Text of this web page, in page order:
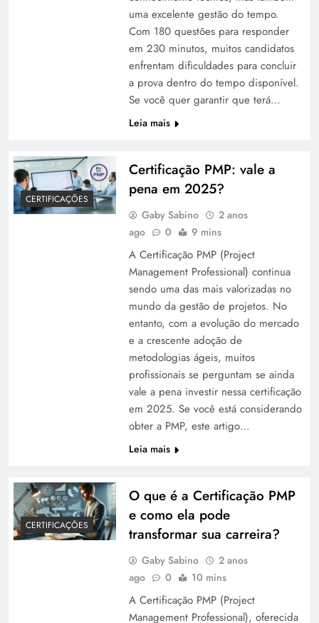
uma excelente gestão do tempo.
Com 180 questões para responder
em 230 minutos, muitos candidatos
enfrentam dificuldades para concluir
a prova dentro do tempo disponível.
Se você quer garantir que terá…
Leia mais
CERTIFICAÇÕES
Certificação PMP: vale a
pena em 2025?
Gaby Sabino
2 anos
ago
0 9 mins
A Certificação PMP (Project
Management Professional) continua
sendo uma das mais valorizadas no
mundo da gestão de projetos. No
entanto, com a evolução do mercado
e a crescente adoção de
metodologias ágeis, muitos
profissionais se perguntam se ainda
vale a pena investir nessa certificação
em 2025. Se você está considerando
obter a PMP, este artigo…
Leia mais
CERTIFICAÇÕES
O que é a Certificação PMP
e como ela pode
transformar sua carreira?
Gaby Sabino
2 anos
ago
0 10 mins
A Certificação PMP (Project
Management Professional), oferecida